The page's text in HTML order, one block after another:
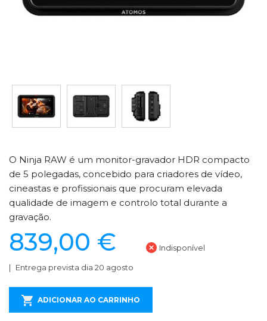
O Ninja RAW é um monitor-gravador HDR compacto
de 5 polegadas, concebido para criadores de vídeo,
cineastas e profissionais que procuram elevada
qualidade de imagem e controlo total durante a
gravação.
839,00 € Indisponível
Entrega prevista dia 20 agosto
ADICIONAR AO CARRINHO